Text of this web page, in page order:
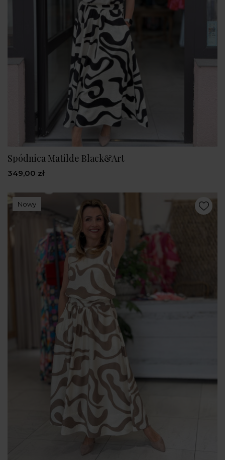
Spódnica Matilde Black&Art
349,00 zł
Nowy